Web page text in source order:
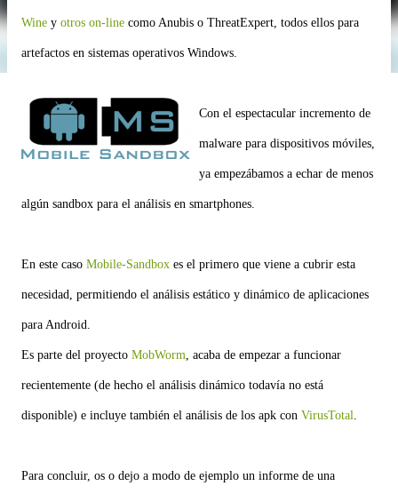
Wine y otros on-line como Anubis o ThreatExpert, todos ellos para
artefactos en sistemas operativos Windows.
Con el espectacular incremento de
malware para dispositivos móviles,
ya empezábamos a echar de menos
algún sandbox para el análisis en smartphones.
En este caso Mobile-Sandbox es el primero que viene a cubrir esta
necesidad, permitiendo el análisis estático y dinámico de aplicaciones
para Android.
Es parte del proyecto MobWorm, acaba de empezar a funcionar
recientemente (de hecho el análisis dinámico todavía no está
disponible) e incluye también el análisis de los apk con VirusTotal.
Para concluir, os o dejo a modo de ejemplo un informe de una